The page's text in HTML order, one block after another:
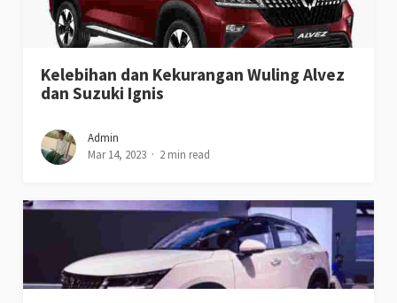
Kelebihan dan Kekurangan Wuling Alvez
dan Suzuki Ignis
Admin
Mar 14, 2023
2 min read